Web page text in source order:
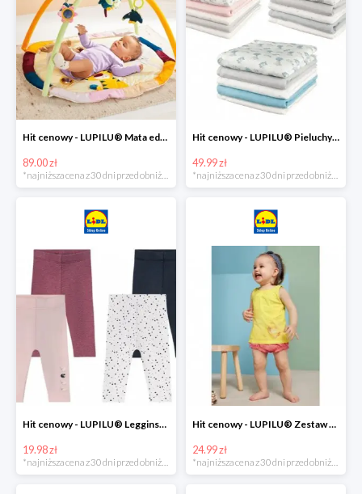
Hit cenowy - LUPILU® Mata edukacyjna dla niemowląt, 1 sztuka
89.00 zł
*najniższa cena z 30 dni przed obniżką
Hit cenowy - LUPILU® Pieluchy tetrowe 80x80 cm, z biobawełny, 5 sztuk
49.99 zł
*najniższa cena z 30 dni przed obniżką
Hit cenowy - LUPILU® Legginsy niemowlęce z biobawełną, 2 pary
19.98 zł
Hit cenowy - LUPILU® Zestaw dziecięcy z biobawełny (body + koszulka + spodenki), 1 komplet
24.99 zł